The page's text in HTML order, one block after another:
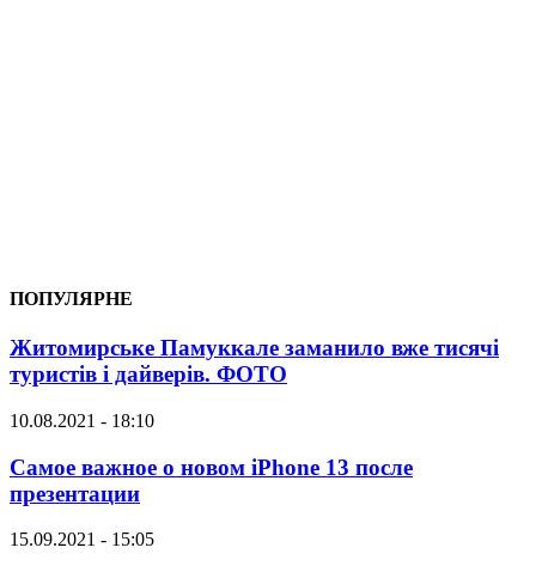
ПОПУЛЯРНЕ
Житомирське Памуккале заманило вже тисячі
туристів і дайверів. ФОТО
10.08.2021 - 18:10
Самое важное о новом iPhone 13 после
презентации
15.09.2021 - 15:05